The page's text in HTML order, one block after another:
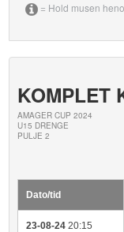
= Hold musen
KOMPLET
AMAGER CUP 2024
U15 DRENGE
PULJE 2
Dato/tid
23-08-24 20:15